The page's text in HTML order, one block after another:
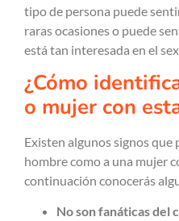
tipo de persona puede
raras ocasiones o puede
está tan interesada en el
¿Cómo
o mujer con
Existen algunos signos
hombre como a una mujer
continuación conocerás
No son fanáticas del